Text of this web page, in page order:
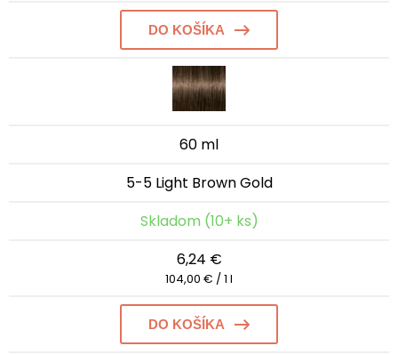
DO KOŠÍKA
60 ml
5-5 Light Brown Gold
Skladom (10+ ks)
6,24 €
104,00 € / 1 l
DO KOŠÍKA